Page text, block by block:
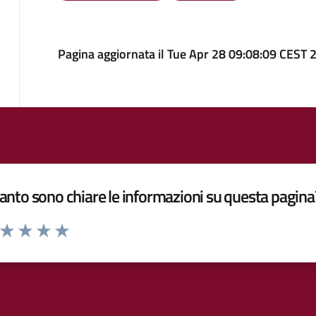
Pagina aggiornata il Tue Apr 28 09:08:09 CEST
sono chiare le informazioni su questa
da 1 a 5 stelle la pagina